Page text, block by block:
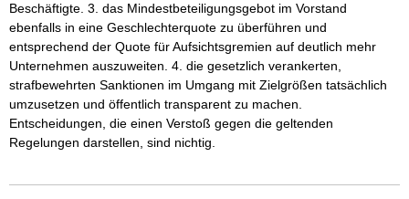
Beschäftigte. 3. das Mindestbeteiligungsgebot im Vorstand
ebenfalls in eine Geschlechterquote zu überführen und
entsprechend der Quote für Aufsichtsgremien auf deutlich mehr
Unternehmen auszuweiten. 4. die gesetzlich verankerten,
strafbewehrten Sanktionen im Umgang mit Zielgrößen tatsächlich
umzusetzen und öffentlich transparent zu machen.
Entscheidungen, die einen Verstoß gegen die geltenden
Regelungen darstellen, sind nichtig.